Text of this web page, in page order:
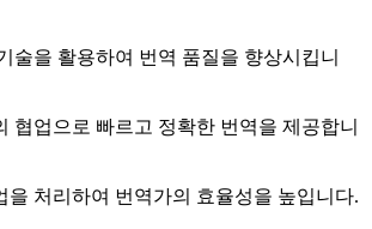
술을 활용하여 번역 품질을 향상시킵니
협업으로 빠르고 정확한 번역을 제공합니
을 처리하여 번역가의 효율성을 높입니다.